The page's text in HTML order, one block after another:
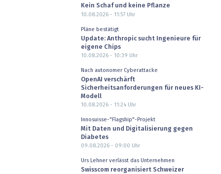
Kein Schaf und keine Pflanze
10.08.2026 - 11:57Uhr
Pläne bestätigt
Update: Anthropic sucht Ingenieure für
eigene Chips
10.08.2026 - 10:39 Uhr
Nach autonomer Cyberattacke
OpenAI verschärft
Sicherheitsanforderungen für neues KI-
Modell
10.08.2026 - 11:24Uhr
Innosuisse-"Flagship"-Projekt
Mit Daten und Digitalisierung gegen
Diabetes
09.08.2026 - 09:00 Uhr
Urs Lehner verlässt das Unternehmen
Swisscom reorganisiert Schweizer